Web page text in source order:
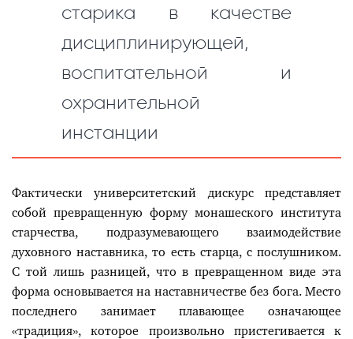
старика в качестве
дисциплинирующей,
воспитательной и
охранительной
инстанции
Фактически университетский дискурс представляет
собой превращенную форму монашеского института
старчества, подразумевающего взаимодействие
духовного наставника, то есть старца, с послушником.
С той лишь разницей, что в превращенном виде эта
форма основывается на наставничестве без бога. Место
последнего занимает плавающее означающее
«традиция», которое произвольно пристегивается к